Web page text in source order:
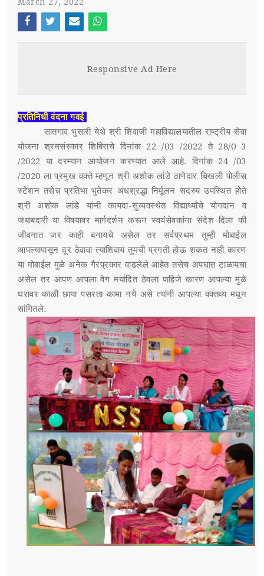
स्पर्धा परीक्षा
SUB MENU 3
PARENTAL MENU
PARENTAL MENU
PARENTAL MENU
PARENTAL MENU
SUB MENU 4
Face
Twi
Ema
Wh
Responsive Ad Here
प्रतिनिधी वंदना गवई
सातगाव भुसारी येथे श्री शिवाजी महाविद्यालयातील राष्ट्रीय सेवा
योजना श्रमसंस्कार शिबिराचे दिनांक 22 /03 /2022 ते 28/0 3
/2022 या दरम्यान आयोजन करण्यात आले आहे. दिनांक 24 /03
/2020 ला प्रमुख वक्ते म्हणून श्री अशोक लांडे ठाणेदार चिखली पोलीस
स्टेशन तसेच प्रतिभा भुतेकर अंधश्रद्धा निर्मूलन सदस्य उपस्थित होते
श्री अशोक लांडे यांनी कायदा-सुव्यवस्थेत विद्यार्थ्यांचे योगदान व
जबाबदारी या विषयावर मार्गदर्शन करून स्वयंसेवकांना संदेश दिला की
जीवनात जर काही बनायचे असेल तर सर्वप्रथम तुम्ही मोबाईल
आपल्यापासून दूर ठेवावा त्याशिवाय तुमची प्रगती होऊ शकत नाही कारण
या मोबाईल मुळे अनेक गैरप्रकार वाढलेले आहेत तसेच अपघात टाळायचा
असेल तर आपण आपला वेग मर्यादित ठेवला पाहिजे कारण आपल्या मुळे
घरावर काळी छाया पसरता कामा नये असे त्यांनी आपल्या वक्तव्य मधून
सांगितले.